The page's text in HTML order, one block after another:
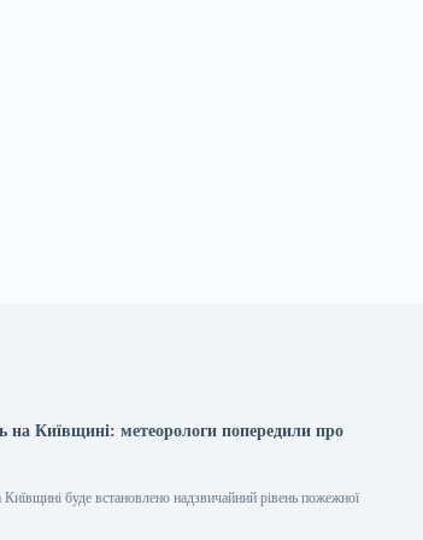
на Київщині: метеорологи попередили про
буде встановлено надзвичайний рівень пожежної